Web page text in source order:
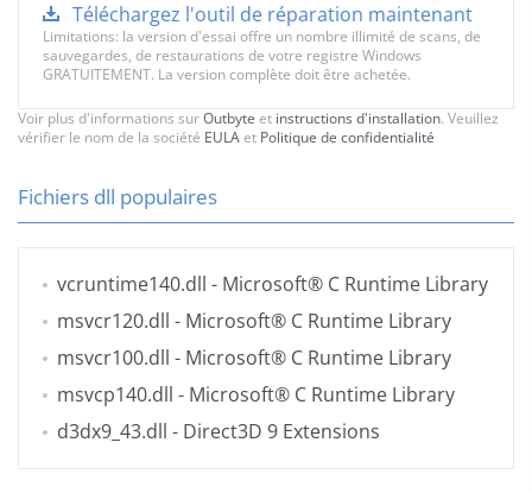
Téléchargez l'outil de réparation maintenant
Limitations: la version d'essai offre un nombre illimité de scans, de
sauvegardes, de restaurations de votre registre Windows
GRATUITEMENT. La version complète doit être achetée.
Voir plus d'informations surOutbyte et instructions d'installation. Veuillez
vérifier le nom de la société EULAet Politique de confidentialité
Fichiers dll populaires
vcruntime140.dll - Microsoft® C Runtime Library
msvcr120.dll - Microsoft® C Runtime Library
msvcr100.dll - Microsoft® C Runtime Library
msvcp140.dll - Microsoft® C Runtime Library
d3dx9_43.dll - Direct3D 9 Extensions